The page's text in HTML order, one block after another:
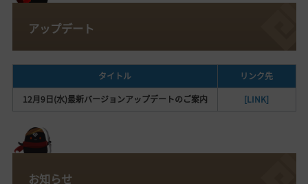
アップデート
タイトル
リンク先
12月9日(水)最新バージョンアップデートのご案内
[LINK]
お知らせ